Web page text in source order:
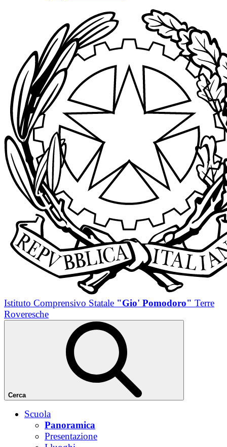
Istituto Comprensivo Statale "Gio' Pomodoro" Terre
Roveresche
Cerca
Scuola
Panoramica
Presentazione